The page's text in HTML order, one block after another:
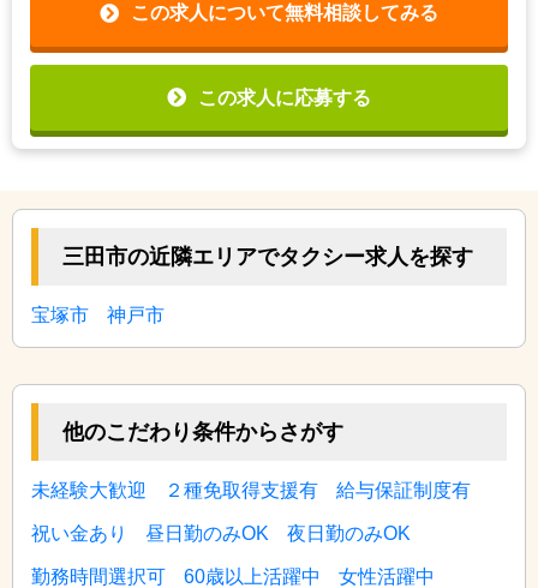
この求人について無料相談してみる
この求人に応募する
三田市の近隣エリアでタクシー求人を探す
宝塚市 神戸市
他のこだわり条件からさがす
未経験大歓迎 ２種免取得支援有 給与保証制度有
祝い金あり 昼日勤のみOK 夜日勤のみOK
勤務時間選択可 60歳以上活躍中 女性活躍中